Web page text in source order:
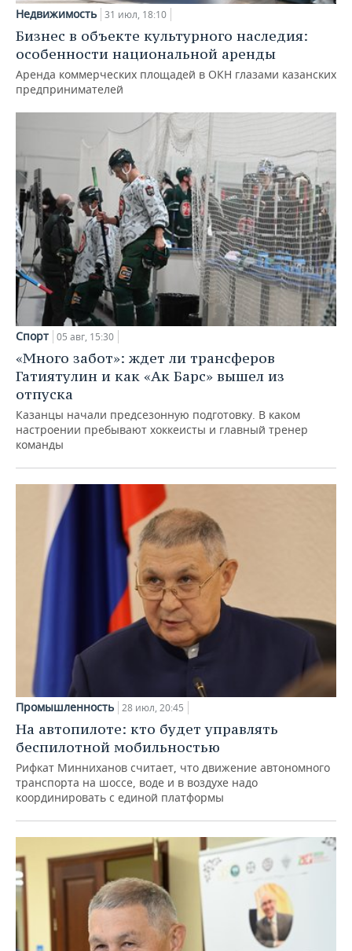
Недвижимость 31 июл, 18:10
Бизнес в объекте культурного наследия:
особенности национальной аренды
Аренда коммерческих площадей в ОКН глазами казанских
предпринимателей
Спорт 05 авг, 15:30
«Много забот»: ждет ли трансферов
Гатиятулин и как «Ак Барс» вышел из
отпуска
Казанцы начали предсезонную подготовку. В каком
настроении пребывают хоккеисты и главный тренер
команды
Промышленность 28 июл, 20:45
На автопилоте: кто будет управлять
беспилотной мобильностью
Рифкат Минниханов считает, что движение автономного
транспорта на шоссе, воде и в воздухе надо
координировать с единой платформы